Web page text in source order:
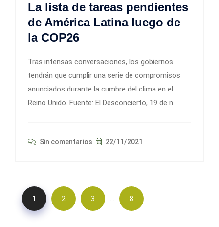
La lista de tareas pendientes
de América Latina luego de
la COP26
Tras intensas conversaciones, los gobiernos
tendrán que cumplir una serie de compromisos
anunciados durante la cumbre del clima en el
Reino Unido. Fuente: El Desconcierto, 19 de n
Sin comentarios 22/11/2021
1 2 3 … 8